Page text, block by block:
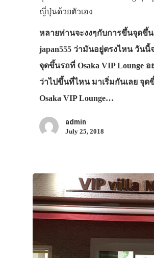
ญี่ปุ่นด้วยตัวเอง
หลายท่านจะงงๆกับการขึ้นจุดขึ้
japan555 ว่ามันอยู่ตรงไหน วันนี้
จุดขึ้นรถที่ Osaka VIP Lounge อ
ว่าไปขึ้นที่ไหน มาเริ่มกันเลย จุด
Osaka VIP Lounge…
admin
July 25, 2018